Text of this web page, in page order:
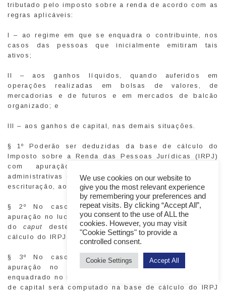
tributado pelo imposto sobre a renda de acordo com as
regras aplicáveis:
I – ao regime em que se enquadra o contribuinte, nos
casos das pessoas que inicialmente emitiram tais
ativos;
II – aos ganhos líquidos, quando auferidos em
operações realizadas em bolsas de valores, de
mercadorias e de futuros e em mercados de balcão
organizado; e
III – aos ganhos de capital, nas demais situações.
§ 1º Poderão ser deduzidas da base de cálculo do
Imposto sobre a Renda das Pessoas Jurídicas (IRPJ)
com apuração no lucro real as despesas
administrativas ou financeiras necessárias à emissão, à
escrituração, ao registro e à negociação do CGOB.
§ 2º No caso de alienante pessoa jurídica com
apuração no lucro real, o ganho de que trata o inciso III
do caput deste artigo será computado na base de
cálculo do IRPJ.
§ 3º No caso de alienante pessoa jurídica com
apuração no lucro presumido ou lucro arbitrado
enquadrado no inciso III do
de capital será computado na base de cálculo do IRPJ
We use cookies on our website to
give you the most relevant experience
by remembering your preferences and
repeat visits. By clicking “Accept All”,
you consent to the use of ALL the
cookies. However, you may visit
"Cookie Settings" to provide a
controlled consent.
Cookie Settings Accept All